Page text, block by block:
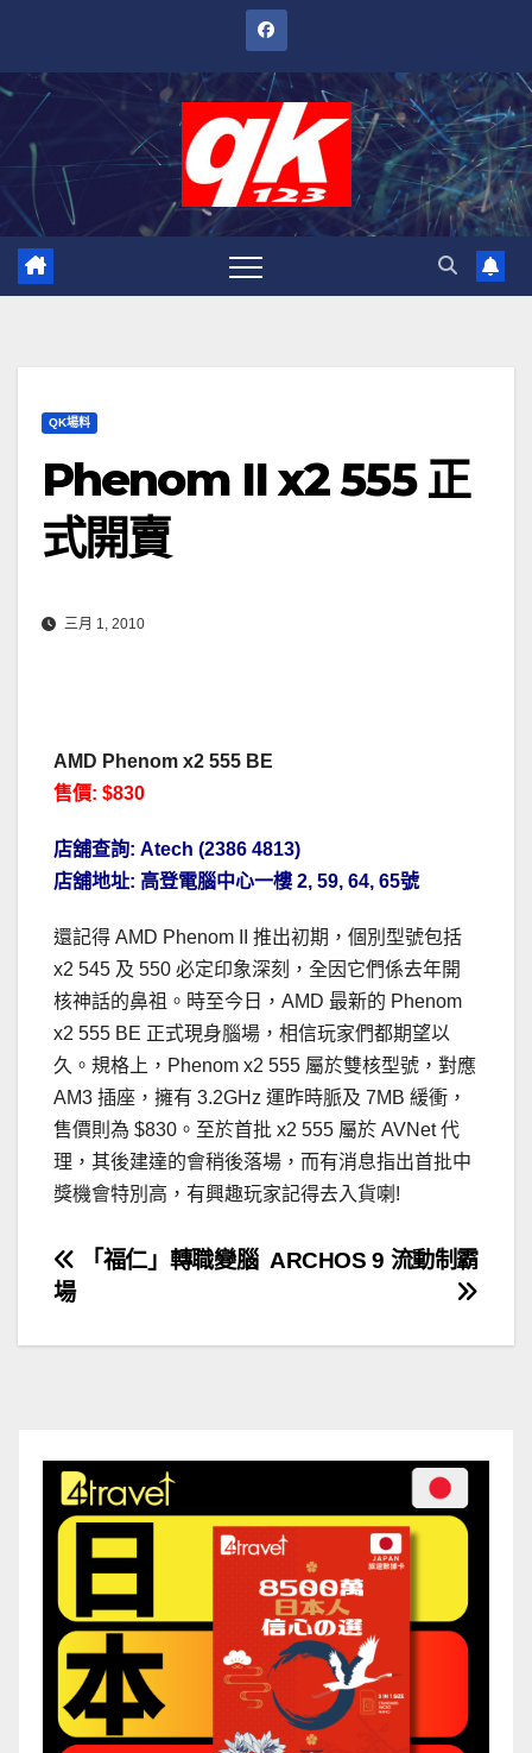
內
QK場料
Phenom II x2 555 正
式開賣
三月 1, 2010
AMD Phenom x2 555 BE
售價: $830
店舖查詢: Atech (2386 4813)
店舖地址: 高登電腦中心一樓 2, 59, 64, 65號
還記得 AMD Phenom II 推出初期，個別型號包括
x2 545 及 550 必定印象深刻，全因它們係去年開
核神話的鼻祖。時至今日，AMD 最新的 Phenom
x2 555 BE 正式現身腦場，相信玩家們都期望以
久。規格上，Phenom x2 555 屬於雙核型號，對應
AM3 插座，擁有 3.2GHz 運昨時脈及 7MB 緩衝，
售價則為 $830。至於首批 x2 555 屬於 AVNet 代
理，其後建達的會稍後落場，而有消息指出首批中
獎機會特別高，有興趣玩家記得去入貨喇!
文
章
ARCHOS 9 流動制霸
「福仁」轉職變腦
場